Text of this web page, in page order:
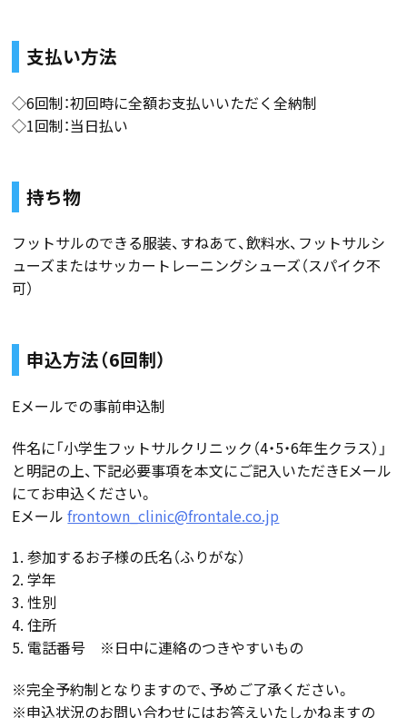
支払い方法
◇6回制：初回時に全額お支払いいただく全納制
◇1回制：当日払い
持ち物
フットサルのできる服装、すねあて、飲料水、フットサルシ
ューズまたはサッカートレーニングシューズ（スパイク不
可）
申込方法（6回制）
Eメールでの事前申込制
件名に「小学生フットサルクリニック（4・5・6年生クラス）」
と明記の上、下記必要事項を本文にご記入いただきEメール
にてお申込ください。
Eメールfrontown_clinic@frontale.co.jp
1. 参加するお子様の氏名（ふりがな）
2. 学年
3. 性別
4. 住所
5. 電話番号 ※日中に連絡のつきやすいもの
※完全予約制となりますので、予めご了承ください。
※申込状況のお問い合わせにはお答えいたしかねますの